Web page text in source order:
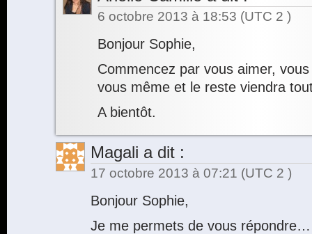
6 octobre 2013 à 18:53 (UTC 2 )
Bonjour Sophie,
Commencez par vous aimer,
vous même et le reste viendra
A bientôt.
Magali a dit :
17 octobre 2013 à 07:21 (UTC 2 )
Bonjour Sophie,
Je me permets de vous répondre…